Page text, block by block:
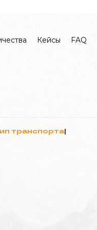
Кейсы FAQ
транспорта|